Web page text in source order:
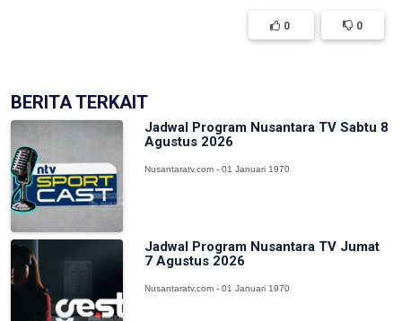
0 0
BERITA TERKAIT
Jadwal Program Nusantara TV Sabtu 8
Agustus 2026
Nusantaratv.com - 01 Januari 1970
Jadwal Program Nusantara TV Jumat
7 Agustus 2026
Nusantaratv.com - 01 Januari 1970